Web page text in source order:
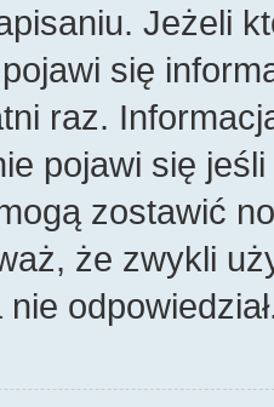
Jeżeli
się
raz.
pojawi się
zostawić
że zwykli